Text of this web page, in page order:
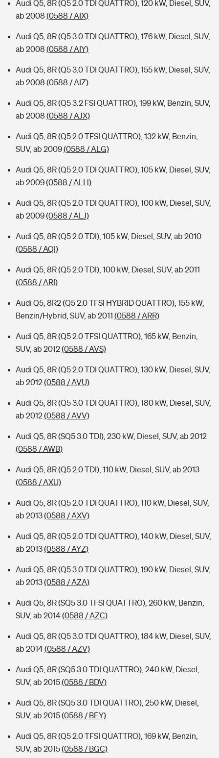
Kinderunfall-Check: Mehr Sicherheit für deine Kids
Typklassen: So ist Ihr Auto eingestuft
Sie haben Fragen?
Audi Q5, 8R (Q5 2.0 TDI QUATTRO), 120 kW, Diesel, SUV,
ab 2008 (0588 / AIX)
Audi Q5, 8R (Q5 3.0 TDI QUATTRO), 176 kW, Diesel, SUV,
ab 2008 (0588 / AIY)
Audi Q5, 8R (Q5 3.0 TDI QUATTRO), 155 kW, Diesel, SUV,
ab 2008 (0588 / AIZ)
Audi Q5, 8R (Q5 3.2 FSI QUATTRO), 199 kW, Benzin, SUV,
ab 2008 (0588 / AJX)
Audi Q5, 8R (Q5 2.0 TFSI QUATTRO), 132 kW, Benzin,
SUV, ab 2009(0588 / ALG)
Audi Q5, 8R (Q5 2.0 TDI QUATTRO), 105 kW, Diesel, SUV,
ab 2009(0588 / ALH)
Audi Q5, 8R (Q5 2.0 TDI QUATTRO), 100 kW, Diesel, SUV,
ab 2009(0588 / ALJ)
Audi Q5, 8R (Q5 2.0 TDI), 105 kW, Diesel, SUV, ab 2010
(0588 / AQI)
Audi Q5, 8R (Q5 2.0 TDI), 100 kW, Diesel, SUV, ab 2011
(0588 / ARI)
Audi Q5, 8R2 (Q5 2.0 TFSI HYBRID QUATTRO), 155 kW,
Benzin/Hybrid, SUV, ab 2011 (0588 / ARR)
Audi Q5, 8R (Q5 2.0 TFSI QUATTRO), 165 kW, Benzin,
SUV, ab 2012(0588 / AVS)
Audi Q5, 8R (Q5 2.0 TDI QUATTRO), 130 kW, Diesel, SUV,
ab 2012(0588 / AVU)
Audi Q5, 8R (Q5 3.0 TDI QUATTRO), 180 kW, Diesel, SUV,
ab 2012(0588 / AVV)
Audi Q5, 8R (SQ5 3.0 TDI), 230 kW, Diesel, SUV, ab 2012
(0588 / AWB)
Audi Q5, 8R (Q5 2.0 TDI), 110 kW, Diesel, SUV, ab 2013
(0588 / AXU)
Audi Q5, 8R (Q5 2.0 TDI QUATTRO), 110 kW, Diesel, SUV,
ab 2013(0588 / AXV)
Audi Q5, 8R (Q5 2.0 TDI QUATTRO), 140 kW, Diesel, SUV,
ab 2013(0588 / AYZ)
Audi Q5, 8R (Q5 3.0 TDI QUATTRO), 190 kW, Diesel, SUV,
ab 2013(0588 / AZA)
Audi Q5, 8R (SQ5 3.0 TFSI QUATTRO), 260 kW, Benzin,
SUV, ab 2014(0588 / AZC)
Audi Q5, 8R (Q5 3.0 TDI QUATTRO), 184 kW, Diesel, SUV,
ab 2014(0588 / AZV)
Audi Q5, 8R (SQ5 3.0 TDI QUATTRO), 240 kW, Diesel,
SUV, ab 2015(0588 / BDV)
Audi Q5, 8R (SQ5 3.0 TDI QUATTRO), 250 kW, Diesel,
SUV, ab 2015(0588 / BEY)
Audi Q5, 8R (Q5 2.0 TFSI QUATTRO), 169 kW, Benzin,
SUV, ab 2015(0588 / BGC)